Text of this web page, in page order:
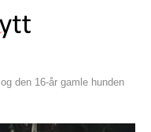
den 16-år gamle hunden